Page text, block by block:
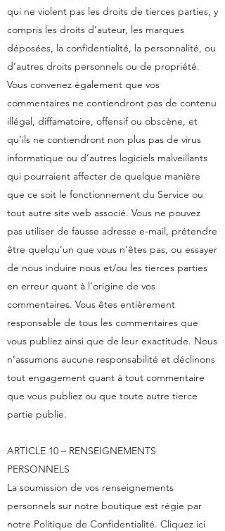
qui ne violent pas les droits de tierces parties, y
compris les droits d’auteur, les marques
déposées, la confidentialité, la personnalité, ou
d’autres droits personnels ou de propriété.
Vous convenez également que vos
commentaires ne contiendront pas de contenu
illégal, diffamatoire, offensif ou obscène, et
qu’ils ne contiendront non plus pas de virus
informatique ou d’autres logiciels malveillants
qui pourraient affecter de quelque manière
que ce soit le fonctionnement du Service ou
tout autre site web associé. Vous ne pouvez
pas utiliser de fausse adresse e-mail, prétendre
être quelqu’un que vous n’êtes pas, ou essayer
de nous induire nous et/ou les tierces parties
en erreur quant à l’origine de vos
commentaires. Vous êtes entièrement
responsable de tous les commentaires que
vous publiez ainsi que de leur exactitude. Nous
n’assumons aucune responsabilité et déclinons
tout engagement quant à tout commentaire
que vous publiez ou que toute autre tierce
partie publie.
ARTICLE 10 – RENSEIGNEMENTS
PERSONNELS
La soumission de vos renseignements
personnels sur notre boutique est régie par
notre Politique de Confidentialité. Cliquez ici